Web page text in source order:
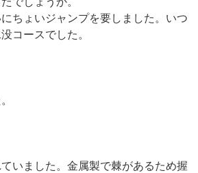
ちょいジャンプを要しました。いつ
コースでした。
いました。金属製で棘があるため握